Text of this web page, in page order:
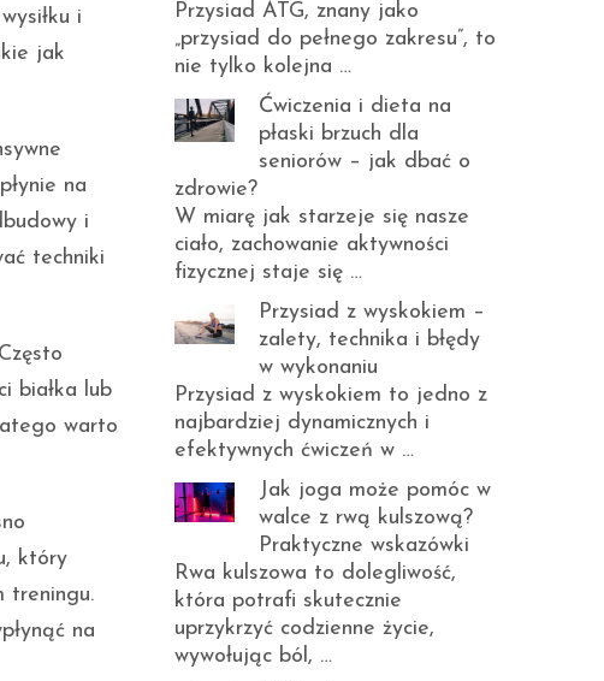
i
jak
na
i
techniki
białka lub
warto
który
treningu.
na
Przysiad ATG, znany jako
„przysiad do pełnego zakresu”, to
nie tylko kolejna …
Ćwiczenia i dieta na
płaski brzuch dla
seniorów – jak dbać o
zdrowie?
W miarę jak starzeje się nasze
ciało, zachowanie aktywności
fizycznej staje się …
Przysiad z wyskokiem –
zalety, technika i błędy
w wykonaniu
Przysiad z wyskokiem to jedno z
najbardziej dynamicznych i
efektywnych ćwiczeń w …
Jak joga może pomóc w
walce z rwą kulszową?
Praktyczne wskazówki
Rwa kulszowa to dolegliwość,
która potrafi skutecznie
uprzykrzyć codzienne życie,
wywołując ból, …